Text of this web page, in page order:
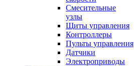
Смесительные
узлы
Щиты управления
Контроллеры
Пульты управления
Датчики
Электроприводы